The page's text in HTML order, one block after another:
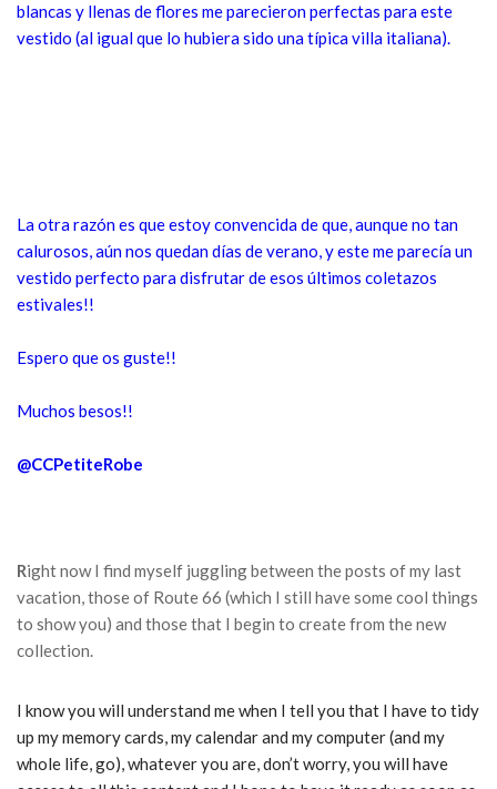
blancas y llenas de flores me parecieron perfectas para este
vestido (al igual que lo hubiera sido una típica villa italiana).
La otra razón es que estoy convencida de que, aunque no tan
calurosos, aún nos quedan días de verano, y este me parecía un
vestido perfecto para disfrutar de esos últimos coletazos
estivales!!
Espero que os guste!!
Muchos besos!!
@CCPetiteRobe
Right now I find myself juggling between the posts of my last
vacation, those of Route 66 (which I still have some cool things
to show you) and those that I begin to create from the new
collection.
I know you will understand me when I tell you that I have to tidy
up my memory cards, my calendar and my computer (and my
whole life, go), whatever you are, don’t worry, you will have